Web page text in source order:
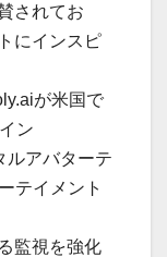
されてお
にインスピ
が米国で
ン
ルアバターテ
テイメント
監視を強化